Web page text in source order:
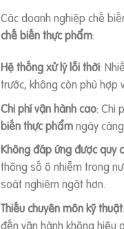
Các doanh nghiệp chế
chế biến thực phẩm:
Hệ thống xử lý lỗi thời:
trước, không còn phù hợp
Chi phí vận hành cao: Chi
biến thực phẩmngày
Không đáp ứng được quy
thông số ô nhiễm trong
soát nghiêm ngặt hơn.
Thiếu chuyên môn kỹ thuật
đến vận hành không hiệu